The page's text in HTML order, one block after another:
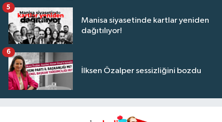
Manisa siyasetinde kartlar yeniden
dağıtılıyor!
5
İlksen Özalper sessizliğini bozdu
6